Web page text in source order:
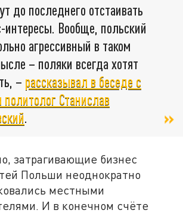
до последнего отстаивать
интересы. Вообще, польский
агрессивный в таком
– поляки всегда хотят
– рассказывал в беседе с
Станислав
.
затрагивающие бизнес
Польши неоднократно
местными
И в конечном счёте